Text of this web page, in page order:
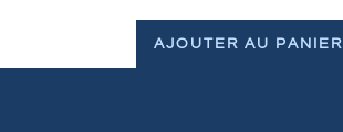
AJOUTER AU PANIER